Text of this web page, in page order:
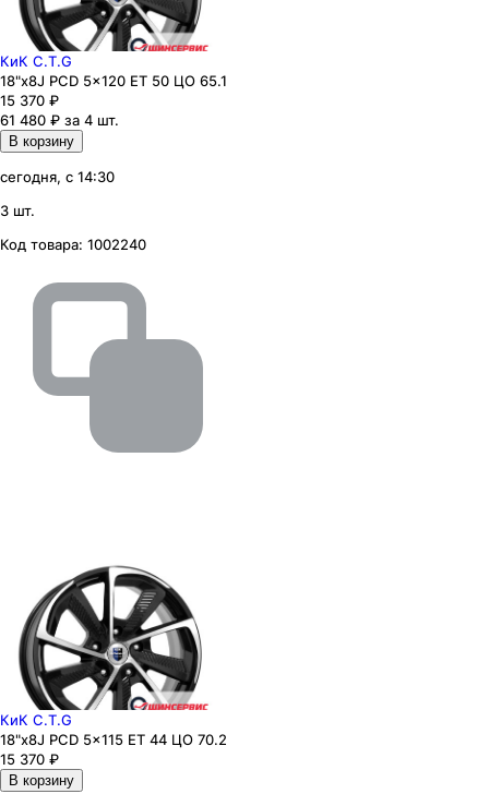
КиК C.T.G
18"x8J PCD 5x120 ЕТ 50 ЦО 65.1
15 370 ₽
61 480 ₽ за 4 шт.
В корзину
сегодня, с 14:30
3 шт.
Код товара: 1002240
КиК C.T.G
18"x8J PCD 5x115 ЕТ 44 ЦО 70.2
15 370 ₽
В корзину